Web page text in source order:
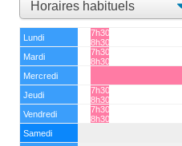
Lundi
7h30 -
8h30
Mardi
7h30 -
8h30
Mercredi
Jeudi
7h30 -
8h30
Vendredi
7h30 -
8h30
Samedi